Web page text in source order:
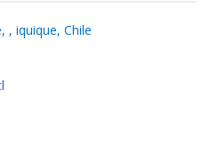
, iquique, Chile